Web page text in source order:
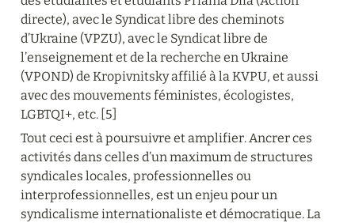
directe), avec le Syndicat libre des cheminots
d’Ukraine (VPZU), avec le Syndicat libre de
l’enseignement et de la recherche en Ukraine
(VPOND) de Kropivnitsky affilié à la KVPU, et aussi
avec des mouvements féministes, écologistes,
LGBTQI+, etc. [5]
Tout ceci est à poursuivre et amplifier. Ancrer ces
activités dans celles d’un maximum de structures
syndicales locales, professionnelles ou
interprofessionnelles, est un enjeu pour un
syndicalisme internationaliste et démocratique. La